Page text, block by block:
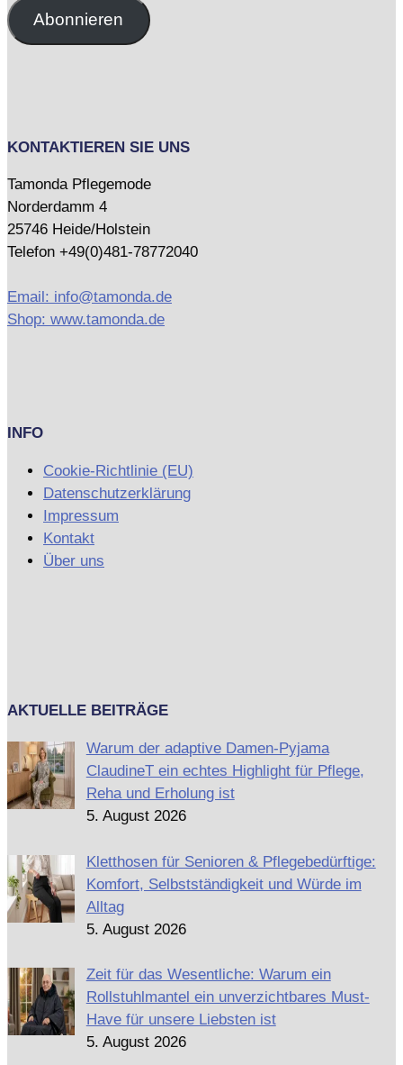
AdresseAbonnieren
KONTAKTIEREN SIE UNS
Tamonda Pflegemode
Norderdamm 4
25746 Heide/Holstein
Telefon +49(0)481-78772040
Email: info@tamonda.de
Shop: www.tamonda.de
INFO
Cookie-Richtlinie (EU)
Datenschutzerklärung
Impressum
Kontakt
Über uns
AKTUELLE BEITRÄGE
Warum der adaptive Damen-Pyjama
ClaudineT ein echtes Highlight für Pflege,
Reha und Erholung ist
5. August 2026
Kletthosen für Senioren & Pflegebedürftige:
Komfort, Selbstständigkeit und Würde im
Alltag
5. August 2026
Zeit für das Wesentliche: Warum ein
Rollstuhlmantel ein unverzichtbares Must-
Have für unsere Liebsten ist
5. August 2026